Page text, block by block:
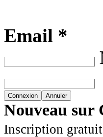
Email *
Nouveau sur
Inscription